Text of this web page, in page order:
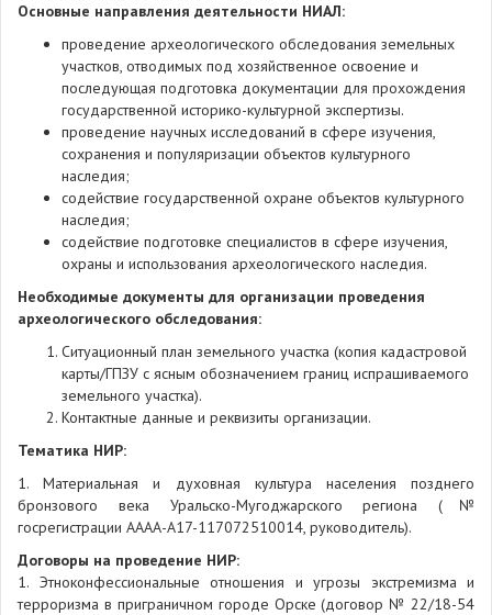
Основные направления деятельности НИАЛ:
проведение археологического обследования земельных
участков, отводимых под хозяйственное освоение и
последующая подготовка документации для прохождения
государственной историко-культурной экспертизы.
проведение научных исследований в сфере изучения,
сохранения и популяризации объектов культурного
наследия;
содействие государственной охране объектов культурного
наследия;
содействие подготовке специалистов в сфере изучения,
охраны и использования археологического наследия.
Необходимые документы для организации проведения
археологического обследования:
Ситуационный план земельного участка (копия кадастровой
карты/ГПЗУ с ясным обозначением границ испрашиваемого
земельного участка).
Контактные данные и реквизиты организации.
Тематика НИР:
1. Материальная и духовная культура населения позднего
бронзового века Уральско-Мугоджарского региона (№
госрегистрации АААА-А17-117072510014, руководитель).
Договоры на проведение НИР:
1. Этноконфессиональные отношения и угрозы экстремизма и
терроризма в приграничном городе Орске (договор № 22/18-54